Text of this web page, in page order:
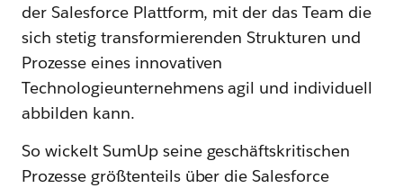
der Salesforce Plattform, mit der das Team die
sich stetig transformierenden Strukturen und
Prozesse eines innovativen
Technologieunternehmens agil und individuell
abbilden kann.
So wickelt SumUp seine geschäftskritischen
Prozesse größtenteils über die Salesforce